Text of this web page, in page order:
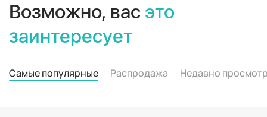
Возможно, вас это
заинтересует
Самые популярные Распродажа Недавно